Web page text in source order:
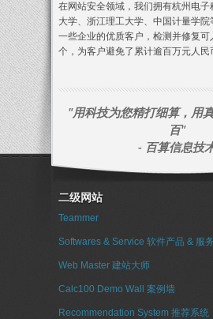
在网站安全领域，我们拥有杭州电
大学、浙江理工大学、中国计量学院
一些企业的优质客户，检测并修复
个，为客户避免了累计逾百万元人民
"用科技为您精打细算，用
百"
- 百算信息技
二级网站
Teammer
Softwares & Service 软件产品 & 服务
Web Master 建站大师
Calc100 Demo Wall 案例墙
Recommendation System 推荐系统